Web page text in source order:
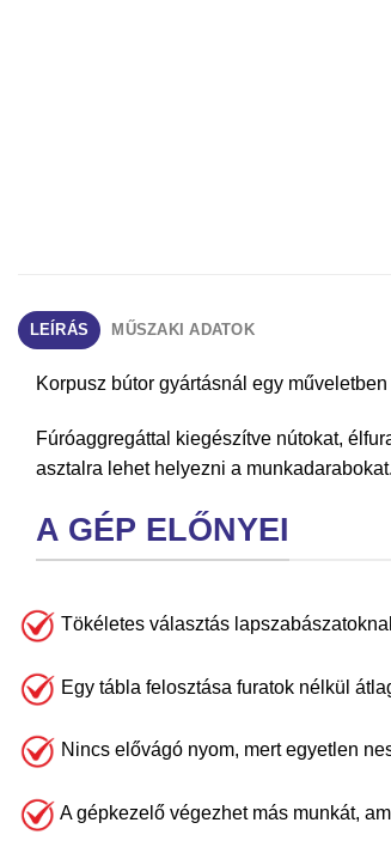
LEÍRÁS MŰSZAKI ADATOK
Korpusz bútor gyártásnál egy
Fúróaggregáttal kiegészítve nútokat,
asztalra lehet helyezni a munkadarabokat.
A GÉP ELŐNYEI
Tökéletes választás
Egy tábla felosztása furatok nélkül
Nincs elővágó nyom, mert egyetlen
A gépkezelő végezhet más munkát,